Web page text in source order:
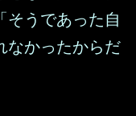
そうであった自
なかったからだ